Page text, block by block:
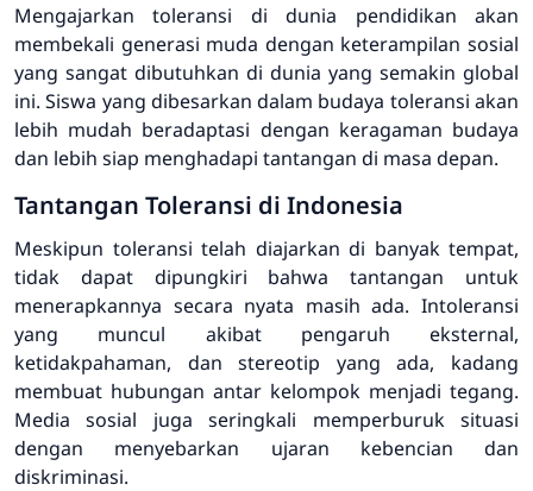
Mengajarkan toleransi di dunia pendidikan akan
membekali generasi muda dengan keterampilan sosial
yang sangat dibutuhkan di dunia yang semakin global
ini. Siswa yang dibesarkan dalam budaya toleransi akan
lebih mudah beradaptasi dengan keragaman budaya
dan lebih siap menghadapi tantangan di masa depan.
Tantangan Toleransi di Indonesia
Meskipun toleransi telah diajarkan di banyak tempat,
tidak dapat dipungkiri bahwa tantangan untuk
menerapkannya secara nyata masih ada. Intoleransi
yang muncul akibat pengaruh eksternal,
ketidakpahaman, dan stereotip yang ada, kadang
membuat hubungan antar kelompok menjadi tegang.
Media sosial juga seringkali memperburuk situasi
dengan menyebarkan ujaran kebencian dan
diskriminasi.